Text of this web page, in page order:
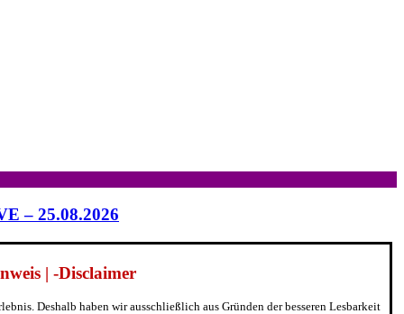
– 25.08.2026
| -Disclaimer
Deshalb haben wir ausschließlich aus Gründen der besseren Lesbarkeit